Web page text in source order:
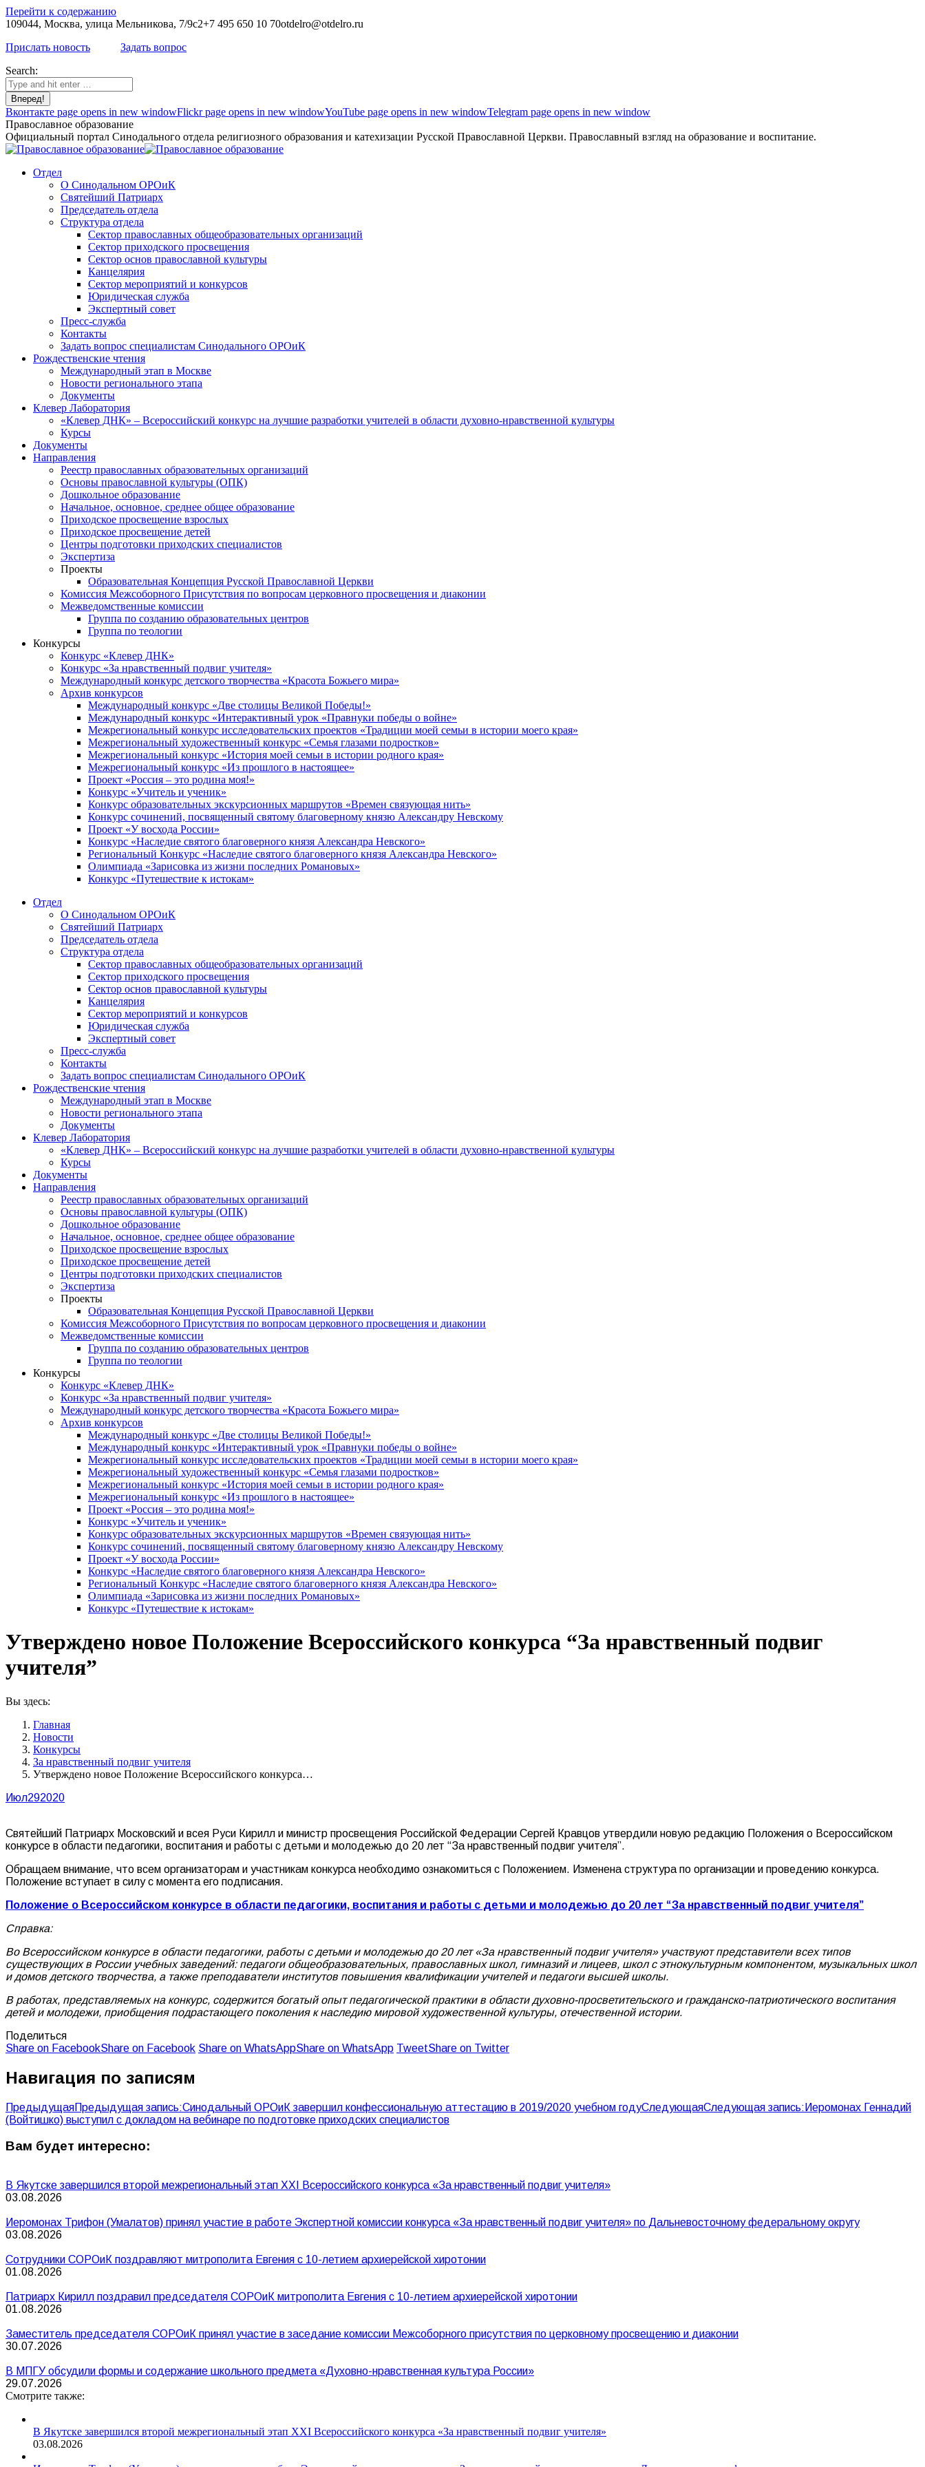
Перейти к содержанию
109044, Москва, улица Мельникова, 7/9с2+7 495 650 10 70otdelro@otdelro.ru
Прислать новость
Задать вопрос
Search:
Вконтакте page opens in new windowFlickr page opens in new windowYouTube page opens in new windowTelegram page opens in new window
Православное образование
Официальный портал Синодального отдела религиозного образования и катехизации Русской Православной Церкви. Православный взгляд на образование и воспитание.
Отдел
О Синодальном ОРОиК
Святейший Патриарх
Председатель отдела
Структура отдела
Сектор православных общеобразовательных организаций
Сектор приходского просвещения
Сектор основ православной культуры
Канцелярия
Сектор мероприятий и конкурсов
Юридическая служба
Экспертный совет
Пресс-служба
Контакты
Задать вопрос специалистам Синодального ОРОиК
Рождественские чтения
Международный этап в Москве
Новости регионального этапа
Документы
Клевер Лаборатория
«Клевер ДНК» – Всероссийский конкурс на лучшие разработки учителей в области духовно-нравственной культуры
Курсы
Документы
Направления
Реестр православных образовательных организаций
Основы православной культуры (ОПК)
Дошкольное образование
Начальное, основное, среднее общее образование
Приходское просвещение взрослых
Приходское просвещение детей
Центры подготовки приходских специалистов
Экспертиза
Проекты
Образовательная Концепция Русской Православной Церкви
Комиссия Межсоборного Присутствия по вопросам церковного просвещения и диаконии
Межведомственные комиссии
Группа по созданию образовательных центров
Группа по теологии
Конкурсы
Конкурс «Клевер ДНК»
Конкурс «За нравственный подвиг учителя»
Международный конкурс детского творчества «Красота Божьего мира»
Архив конкурсов
Международный конкурс «Две столицы Великой Победы!»
Международный конкурс «Интерактивный урок «Правнуки победы о войне»
Межрегиональный конкурс исследовательских проектов «Традиции моей семьи в истории моего края»
Межрегиональный художественный конкурс «Семья глазами подростков»
Межрегиональный конкурс «История моей семьи в истории родного края»
Межрегиональный конкурс «Из прошлого в настоящее»
Проект «Россия – это родина моя!»
Конкурс «Учитель и ученик»
Конкурс образовательных экскурсионных маршрутов «Времен связующая нить»
Конкурс сочинений, посвященный святому благоверному князю Александру Невскому
Проект «У восхода России»
Конкурс «Наследие святого благоверного князя Александра Невского»
Региональный Конкурс «Наследие святого благоверного князя Александра Невского»
Олимпиада «Зарисовка из жизни последних Романовых»
Конкурс «Путешествие к истокам»
Отдел
О Синодальном ОРОиК
Святейший Патриарх
Председатель отдела
Структура отдела
Сектор православных общеобразовательных организаций
Сектор приходского просвещения
Сектор основ православной культуры
Канцелярия
Сектор мероприятий и конкурсов
Юридическая служба
Экспертный совет
Пресс-служба
Контакты
Задать вопрос специалистам Синодального ОРОиК
Рождественские чтения
Международный этап в Москве
Новости регионального этапа
Документы
Клевер Лаборатория
«Клевер ДНК» – Всероссийский конкурс на лучшие разработки учителей в области духовно-нравственной культуры
Курсы
Документы
Направления
Реестр православных образовательных организаций
Основы православной культуры (ОПК)
Дошкольное образование
Начальное, основное, среднее общее образование
Приходское просвещение взрослых
Приходское просвещение детей
Центры подготовки приходских специалистов
Экспертиза
Проекты
Образовательная Концепция Русской Православной Церкви
Комиссия Межсоборного Присутствия по вопросам церковного просвещения и диаконии
Межведомственные комиссии
Группа по созданию образовательных центров
Группа по теологии
Конкурсы
Конкурс «Клевер ДНК»
Конкурс «За нравственный подвиг учителя»
Международный конкурс детского творчества «Красота Божьего мира»
Архив конкурсов
Международный конкурс «Две столицы Великой Победы!»
Международный конкурс «Интерактивный урок «Правнуки победы о войне»
Межрегиональный конкурс исследовательских проектов «Традиции моей семьи в истории моего края»
Межрегиональный художественный конкурс «Семья глазами подростков»
Межрегиональный конкурс «История моей семьи в истории родного края»
Межрегиональный конкурс «Из прошлого в настоящее»
Проект «Россия – это родина моя!»
Конкурс «Учитель и ученик»
Конкурс образовательных экскурсионных маршрутов «Времен связующая нить»
Конкурс сочинений, посвященный святому благоверному князю Александру Невскому
Проект «У восхода России»
Конкурс «Наследие святого благоверного князя Александра Невского»
Региональный Конкурс «Наследие святого благоверного князя Александра Невского»
Олимпиада «Зарисовка из жизни последних Романовых»
Конкурс «Путешествие к истокам»
Утверждено новое Положение Всероссийского конкурса “За нравственный подвиг
учителя”
Вы здесь:
Главная
Новости
Конкурсы
За нравственный подвиг учителя
Утверждено новое Положение Всероссийского конкурса…
Июл292020
Святейший Патриарх Московский и всея Руси Кирилл и министр просвещения Российской Федерации Сергей Кравцов утвердили новую редакцию Положения о Всероссийском
конкурсе в области педагогики, воспитания и работы с детьми и молодежью до 20 лет “За нравственный подвиг учителя”.
Обращаем внимание, что всем организаторам и участникам конкурса необходимо ознакомиться с Положением. Изменена структура по организации и проведению конкурса.
Положение вступает в силу с момента его подписания.
Положение о Всероссийском конкурсе в области педагогики, воспитания и работы с детьми и молодежью до 20 лет “За нравственный подвиг учителя”
Справка:
Во Всероссийском конкурсе в области педагогики, работы с детьми и молодежью до 20 лет «За нравственный подвиг учителя» участвуют представители всех типов
существующих в России учебных заведений: педагоги общеобразовательных, православных школ, гимназий и лицеев, школ с этнокультурным компонентом, музыкальных школ
и домов детского творчества, а также преподаватели институтов повышения квалификации учителей и педагоги высшей школы.
В работах, представляемых на конкурс, содержится богатый опыт педагогической практики в области духовно-просветительского и гражданско-патриотического воспитания
детей и молодежи, приобщения подрастающего поколения к наследию мировой художественной культуры, отечественной истории.
Поделиться
Share on FacebookShare on Facebook Share on WhatsAppShare on WhatsApp TweetShare on Twitter
Навигация по записям
ПредыдущаяПредыдущая запись:Синодальный ОРОиК завершил конфессиональную аттестацию в 2019/2020 учебном годуСледующаяСледующая запись: Иеромонах Геннадий
(Войтишко) выступил с докладом на вебинаре по подготовке приходских специалистов
Вам будет интересно:
В Якутске завершился второй межрегиональный этап XXI Всероссийского конкурса «За нравственный подвиг учителя»
03.08.2026
Иеромонах Трифон (Умалатов) принял участие в работе Экспертной комиссии конкурса «За нравственный подвиг учителя» по Дальневосточному федеральному округу
03.08.2026
Сотрудники СОРОиК поздравляют митрополита Евгения с 10-летием архиерейской хиротонии
01.08.2026
Патриарх Кирилл поздравил председателя СОРОиК митрополита Евгения с 10-летием архиерейской хиротонии
01.08.2026
Заместитель председателя СОРОиК принял участие в заседание комиссии Межсоборного присутствия по церковному просвещению и диаконии
30.07.2026
В МПГУ обсудили формы и содержание школьного предмета «Духовно-нравственная культура России»
29.07.2026
Смотрите также:
В Якутске завершился второй межрегиональный этап XXI Всероссийского конкурса «За нравственный подвиг учителя»
03.08.2026